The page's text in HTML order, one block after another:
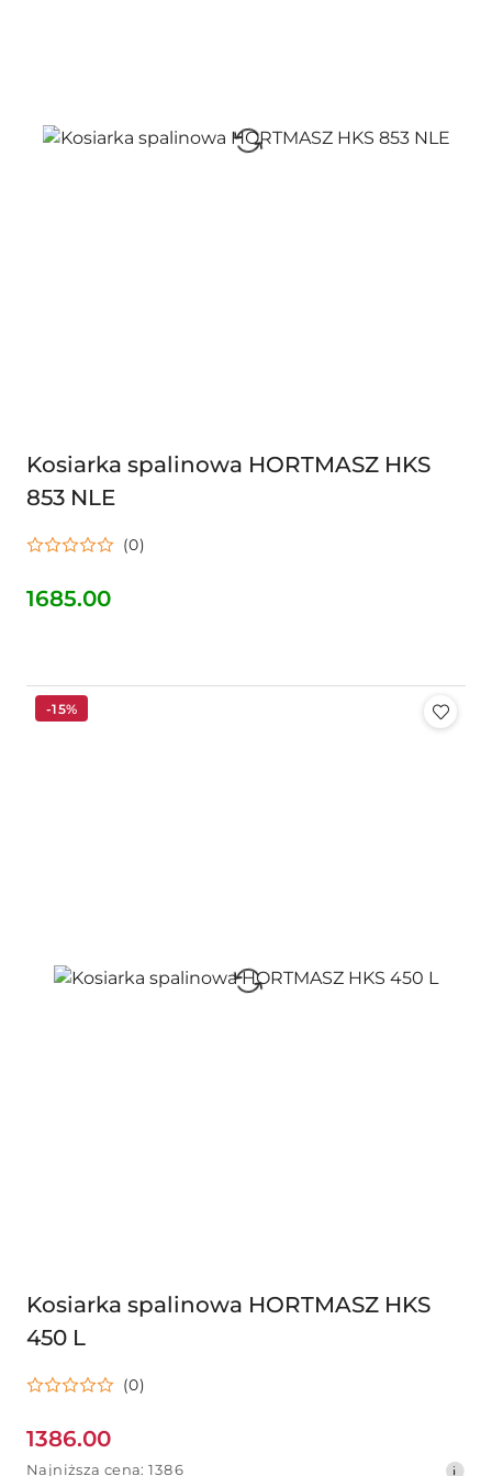
Kosiarka spalinowa HORTMASZ HKS
853 NLE
(0)
Cena:
1685.00
-15%
Kosiarka spalinowa HORTMASZ HKS
450 L
(0)
Cena
1386.00
Najniższa
Najniższa cena: 1386